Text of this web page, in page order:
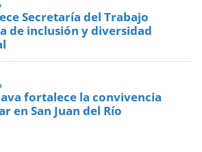
Secretaría del Trabajo
de inclusión y diversidad
fortalece la convivencia
en San Juan del Río